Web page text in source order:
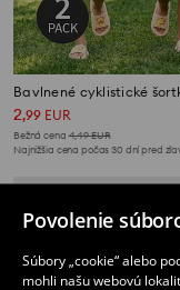
Povolenie
Súbory „cookie“ alebo
mohli našu webovú
2,99 EUR
Bežná cena 4,49EUR
Najnižšia cena počas 30 dní pred